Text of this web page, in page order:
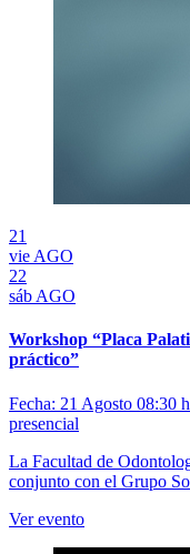
21
vie AGO
22
sáb AGO
Workshop “Placa
práctico”
Fecha: 21 Agosto 08:30
presencial
La Facultad de
conjunto con el Grupo
Ver evento